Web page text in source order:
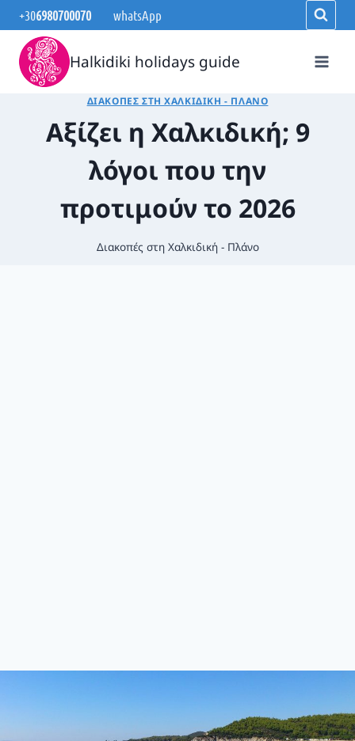
Skip
to
content
+306980700070 whatsApp
Halkidiki holidays guide
ΔΙΑΚΟΠΈΣ ΣΤΗ ΧΑΛΚΙΔΙΚΉ - ΠΛΆΝΟ
Αξίζει η Χαλκιδική; 9
λόγοι που την
προτιμούν το 2026
Διακοπές στη Χαλκιδική - Πλάνο